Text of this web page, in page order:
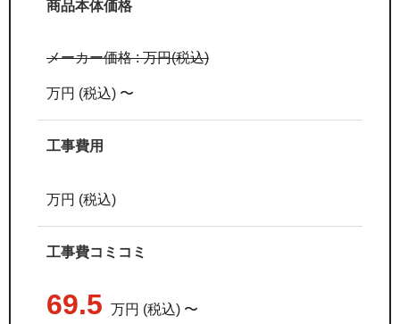
商品本体価格
メーカー価格 :万円(税込)
万円 (税込) 〜
工事費用
万円 (税込)
工事費コミコミ
69.5 万円 (税込) 〜